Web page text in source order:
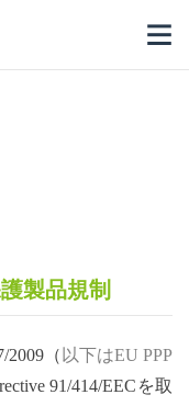
製品規制
2009（ 以下はEU PPP
91/414/EECを取